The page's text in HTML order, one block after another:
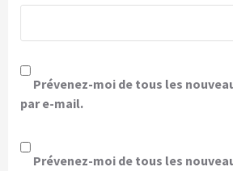
Prévenez-moi de tous les
par e-mail.
Prévenez-moi de tous les